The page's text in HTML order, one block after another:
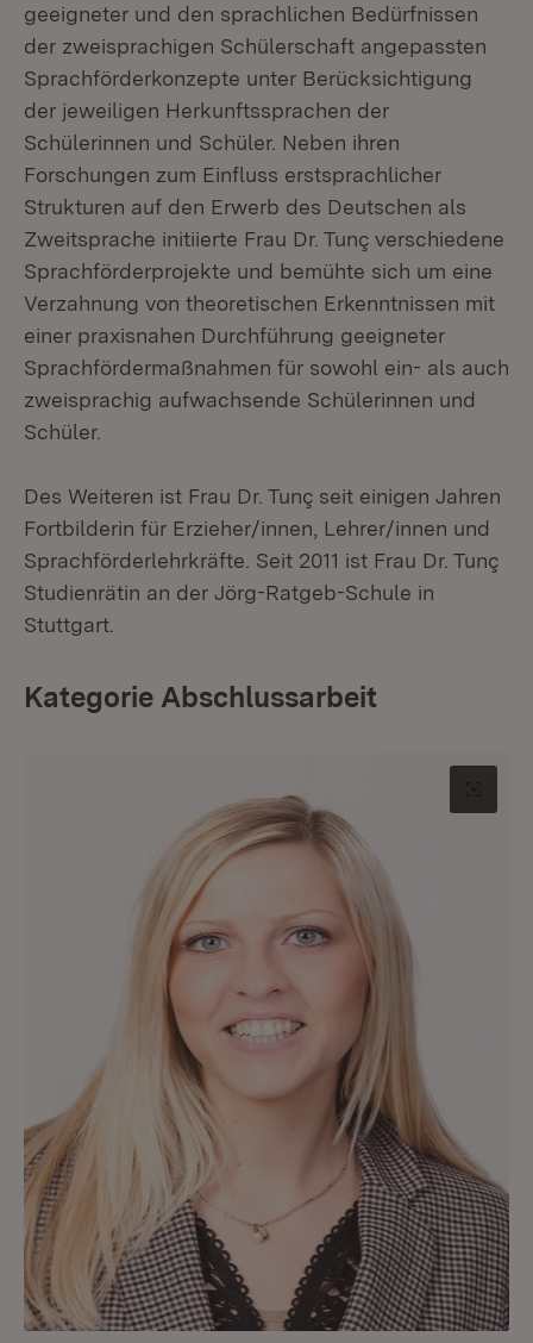
geeigneter und den sprachlichen Bedürfnissen
der zweisprachigen Schülerschaft angepassten
Sprachförderkonzepte unter Berücksichtigung
der jeweiligen Herkunftssprachen der
Schülerinnen und Schüler. Neben ihren
Forschungen zum Einfluss erstsprachlicher
Strukturen auf den Erwerb des Deutschen als
Zweitsprache initiierte Frau Dr. Tunç verschiedene
Sprachförderprojekte und bemühte sich um eine
Verzahnung von theoretischen Erkenntnissen mit
einer praxisnahen Durchführung geeigneter
Sprachfördermaßnahmen für sowohl ein- als auch
zweisprachig aufwachsende Schülerinnen und
Schüler.
Des Weiteren ist Frau Dr. Tunç seit einigen Jahren
Fortbilderin für Erzieher/innen, Lehrer/innen und
Sprachförderlehrkräfte. Seit 2011 ist Frau Dr. Tunç
Studienrätin an der Jörg-Ratgeb-Schule in
Stuttgart.
Kategorie Abschlussarbeit